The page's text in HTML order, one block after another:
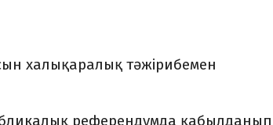
халықаралық тәжірибемен
референдумда